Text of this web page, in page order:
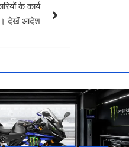
के कार्य
देखें आदेश